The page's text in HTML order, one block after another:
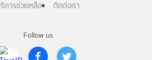
Follow us
การช่วยเหลือ
ติดต่อเรา